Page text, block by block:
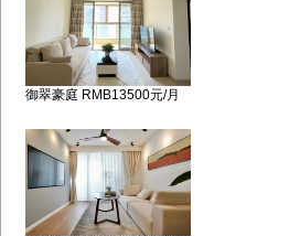
御翠豪庭 RMB13500元/月